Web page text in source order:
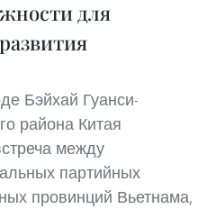
для
Бэйхай Гуанси-
района Китая
между
партийных
провинций Вьетнама,